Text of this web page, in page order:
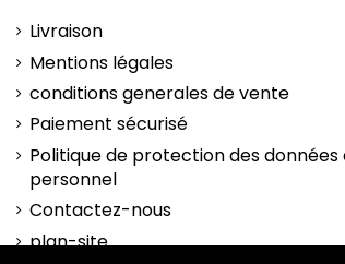
Livraison
Mentions légales
conditions generales de vente
Paiement sécurisé
Politique de protection des
personnel
Contactez-nous
plan-site